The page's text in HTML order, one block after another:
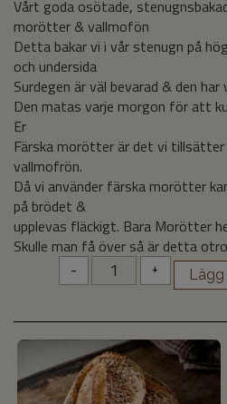
Vårt goda osötade,
morötter & vallmofön
Detta bakar vi i vår stenugn på
och undersida
Surdegen är väl bevarad & den
Den matas varje morgon för att
Er
Färska morötter är det vi tillsätter
vallmofrön.
Då vi använder färska morötter
på brödet &
upplevas fläckigt. Bara Morötter
Skulle man få över så är detta
- +